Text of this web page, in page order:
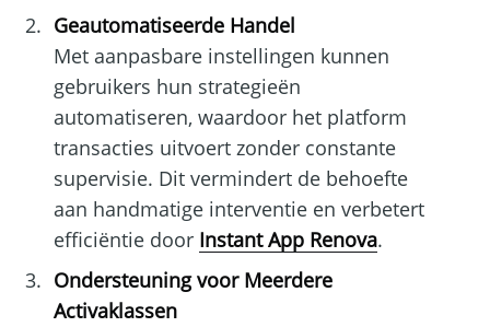
Geautomatiseerde Handel
Met aanpasbare instellingen kunnen
gebruikers hun strategieën
automatiseren, waardoor het platform
transacties uitvoert zonder constante
supervisie. Dit vermindert de behoefte
aan handmatige interventie en verbetert
efficiëntie door Instant App Renova.
Ondersteuning voor Meerdere
Activaklassen